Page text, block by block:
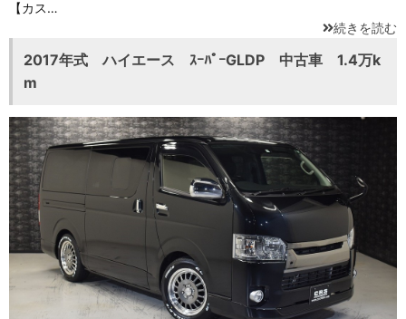
【カス…
続きを読む
2017年式 ハイエース ｽｰﾊﾟｰGLDP 中古車 1.4万k
m